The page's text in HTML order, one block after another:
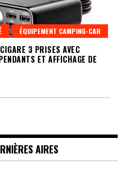
ÉQUIPEMENT CAMPING-CAR
3 PRISES AVEC
ET AFFICHAGE DE
AIRES